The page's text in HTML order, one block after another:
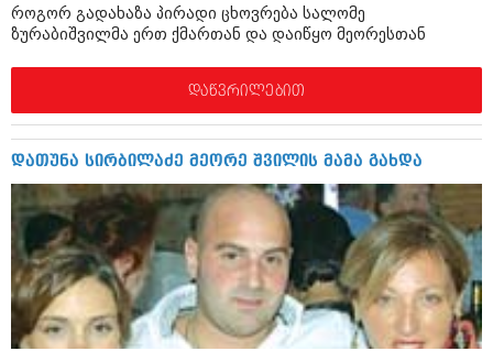
ბიზნესსიახლეები
კალეიდოსკოპი
ჰოროსკოპი და შეუცნობელი
კრიმინალი
რომანი და დეტექტივი
სახალისო ამბები
იუმორი
ჰოროსკოპი და შეუცნობელი
კრიმინალი
რომანი და დეტექტივი
სახალისო ამბები
შოუბიზნესი
დაიჯესტი
როგორ გადახაზა პირადი ცხოვრება სალომე
ზურაბიშვილმა ერთ ქმართან და დაიწყო მეორესთან
დაწვრილებით
დათუნა სირბილაძე მეორე შვილის მამა გახდა